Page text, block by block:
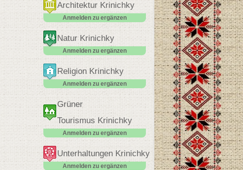
Architektur Krinichky
Anmelden zu ergänzen
Natur Krinichky
Anmelden zu ergänzen
Religion Krinichky
Anmelden zu ergänzen
Grüner
Tourismus Krinichky
Anmelden zu ergänzen
Unterhaltungen Krinichky
Anmelden zu ergänzen